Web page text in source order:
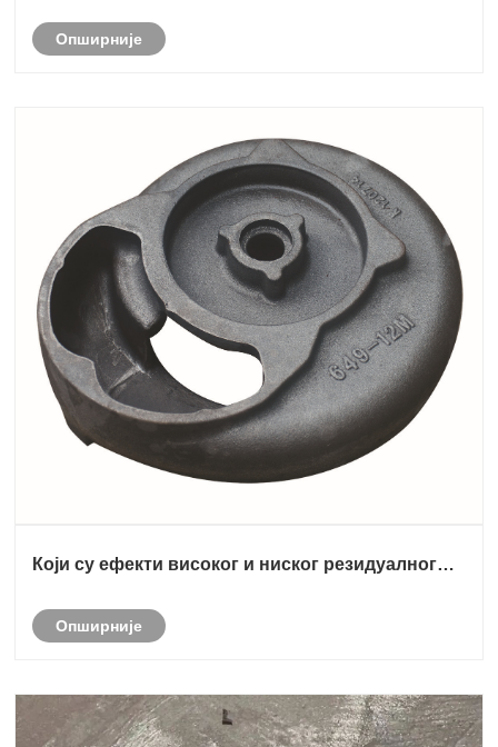
за ливење за улагање како би се помогло инжењерима,
Опширније
Који су ефекти високог и ниског резидуалног
дефекте цветања графита у дуктилном гвожђу
Опширније